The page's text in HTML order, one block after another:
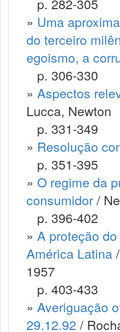
» Uma
do terceiro
egoismo, a
p. 306-330
» Aspectos
Lucca, Newton
p. 331-349
» Resolução
p. 351-395
» O regime da
consumidor/
p. 396-402
» A proteção
América Latina
1957
p. 403-433
» Averiguação
29.12.92 /